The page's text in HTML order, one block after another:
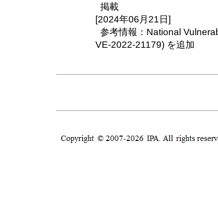
掲載
[2024年06月21日]
参考情報：National
VE-2022-21179) を追加